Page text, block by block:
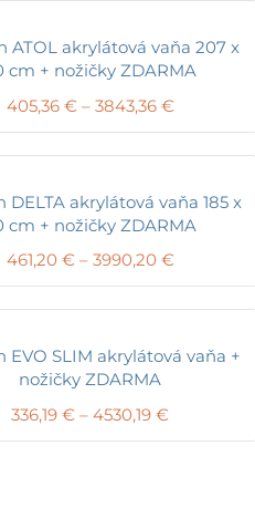
ATOL akrylátová vaňa 207 x
cm + nožičky ZDARMA
405,36 € – 3843,36 €Price
range:
405,36 €
3843,36 €
DELTA akrylátová vaňa 185 x
cm + nožičky ZDARMA
461,20 € – 3990,20 €Price
range:
461,20 €
3990,20 €
EVO SLIM akrylátová vaňa +
nožičky ZDARMA
336,19 € – 4530,19 €
range: